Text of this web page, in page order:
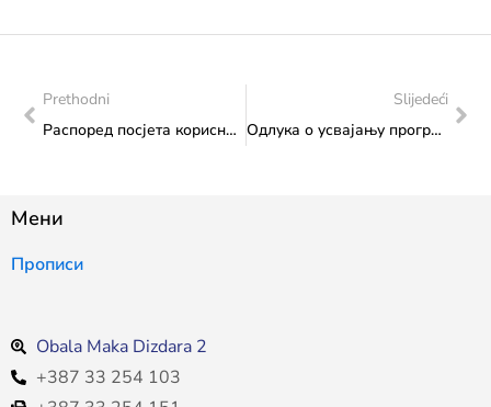
Prethodni
Распоред посјета корисницима трансфера, 3. 10. 2025.
Slijedeći
Одлука о усвајању програма утрошка средстава са критеријима расподjеле средстава текућих трансфера другим нивоима власти и фондовима – Трансфер за спорт од значаја за Федерацију за 2025. годину
Мени
Прописи
Obala Maka Dizdara 2
+387 33 254 103